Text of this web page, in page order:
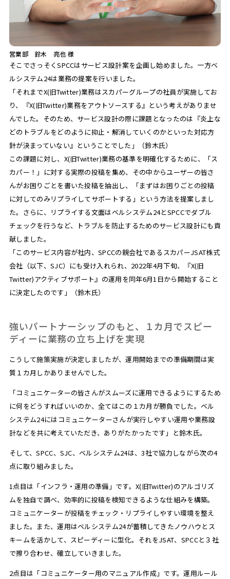
そこでさっそくSPCCはサービス設計案を企画し始めました。一方ベ
ルシステム24は業務の提案を行いました。
「それまでX(旧Twitter)業務はスカパーグループの社員が実施してお
り、『X(旧Twitter)業務をアウトソースする』という考えがありませ
んでした。そのため、サービス設計の際に課題となったのは『炎上な
どのトラブルをどのように抑止・解消していくのかといった対応方
針が決まっていない』ということでした」（鈴木氏）
この課題に対し、X(旧Twitter)業務の基準を明確化するために、「ス
カパー！」に対する実際の投稿を集め、その中からユーザーの皆さ
んがお困りごとを書いた投稿を抽出し、「まずはお困りごとの投稿
に対してのみリプライしてサポートする」という方法を提案しまし
た。さらに、リプライする文面はベルシステム24とSPCCでダブル
チェックを行うなど、トラブルを防止するためのサービス設計にも貢
献しました。
「このサービス内容が社内、SPCCの親会社であるスカパーJSAT株式
会社（以下、SJC）にも受け入れられ、2022年4月下旬、『X(旧
Twitter)アクティブサポート』の運用を同年6月1日から開始すること
に決定したのです」（鈴木氏）
営業部 鈴木 亮也 様
強いパートナーシップのもと、１カ月でスピー
ディーに業務の立ち上げを実現
こうして施策実施が決定しましたが、運用開始までの準備期間は実
質１カ月しかありませんでした。
「コミュニケーターの皆さんがスムーズに運用できるようにするため
に何をどうすればいいのか、全てはこの１カ月が勝負でした。ベル
システム24にはコミュニケーターさんが実行しやすい運用や業務設
計などを共に考えていただき、ありがたかったです」と鈴木氏。
そして、SPCC、SJC、ベルシステム24は、3社で協力しながら次の4
点に取り組みました。
1点目は「インフラ・運用の準備」です。X(旧Twitter)のアルゴリズ
ムを独自で調べ、効率的に投稿を検知できるような仕組みを構築。
コミュニケーターが投稿をチェック・リプライしやすい環境を整え
ました。また、運用はベルシステム24が蓄積してきたノウハウとス
キームを活かして、スピーディーに型化。それをJSAT、SPCCと３社
で擦り合わせ、確立していきました。
2点目は「コミュニケーター用のマニュアル作成」です。運用ルール